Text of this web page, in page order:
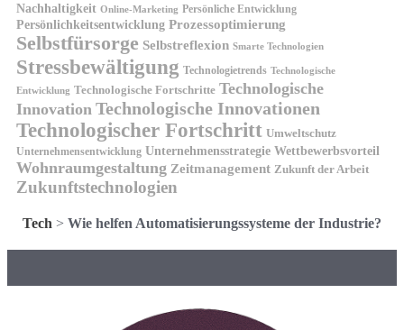
Nachhaltigkeit Online-Marketing Persönliche Entwicklung
Persönlichkeitsentwicklung Prozessoptimierung
Selbstfürsorge Selbstreflexion Smarte Technologien
Stressbewältigung Technologietrends Technologische
Entwicklung Technologische Fortschritte Technologische
Innovation Technologische Innovationen
Technologischer Fortschritt Umweltschutz
Unternehmensentwicklung Unternehmensstrategie Wettbewerbsvorteil
Wohnraumgestaltung Zeitmanagement Zukunft der Arbeit
Zukunftstechnologien
Tech > Wie helfen Automatisierungssysteme der Industrie?